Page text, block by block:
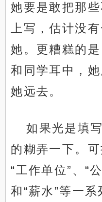
她要是敢把那
上写，估计没
她。更糟糕的
和同学耳中，
她远去。
如果光是填
的糊弄一下。
“工作单位”、“
和“薪水”等一